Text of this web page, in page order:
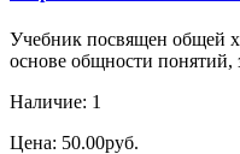
Учебник посвящен общей
основе общности
Наличие: 1
Цена: 50.00руб.